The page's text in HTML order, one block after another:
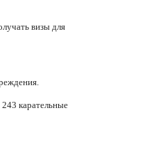
визы для
карательные